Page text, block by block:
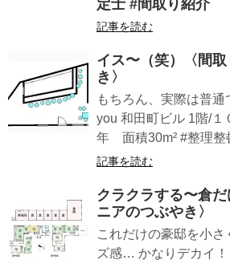
定士 #間取り紹介
記事を読む
イス〜（笑）〈間
き〉
もちろん、実際は普通
you 和田町ビル 1階/
年 面積30m² #整理整
記事を読む
クラクラする〜倉
ニアのつぶやき〉
これだけの豪邸を小さ
ズ感… かなりデカイ